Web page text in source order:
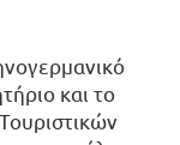
και το